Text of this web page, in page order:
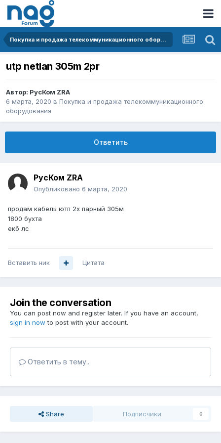
Покупка и продажа телекоммуникационного оборудования
utp netlan 305m 2pr
Автор: РусКом ZRA
6 марта, 2020 в Покупка и продажа телекоммуникационного
оборудования
Ответить
РусКом ZRA
Опубликовано 6 марта, 2020
продам кабель ютп 2х парный 305м
1800 бухта
екб лс
Вставить ник Цитата
Join the conversation
You can post now and register later. If you have an account,
sign in now to post with your account.
Ответить в тему...
Share Подписчики 0